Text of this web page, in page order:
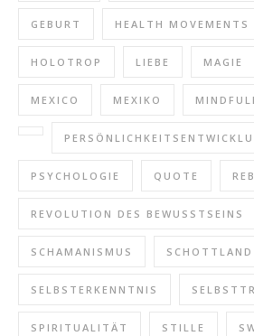
GEBURT HEALTH MOVEMENTS
HOLOTROP LIEBE MAGIE
MEXICO MEXIKO
PSYCHOLOGIE QUOTE
REVOLUTION DES BEWUSSTSEINS
SCHAMANISMUS SCHOTTLAND
SELBSTERKENNTNIS
SPIRITUALITÄT STILLE